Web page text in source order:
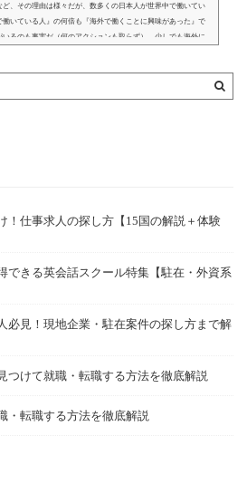
ど、その理由は様々だが、数多くの日本人が世界中で働いてい
働いている人』の何倍も『海外で働くことに興味があった』で
いるのも事実だ（何のアクションも取らず）。少しでも海外に
！仕事求人の探し方【15国の解説＋体験
できる英会話スクール特集【駐在・外資系
必見！現地企業・駐在案件の探し方まで解
つけて就職・転職する方法を徹底解説
・転職する方法を徹底解説